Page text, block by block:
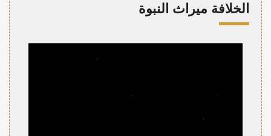
الخلافة ميراث النبوة